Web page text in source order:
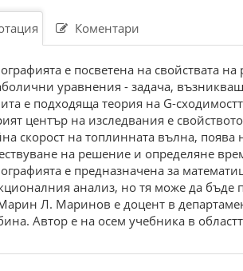
Коментари
е посветена на свойствата
уравнения - задача,
е подходяща теория на G-
център на изследвания е
скорост на топлинната вълна, поява
на решение и определяне
е предназначена за
анализ, но тя може да бъде
Л. Маринов е доцент в
Автор е на осем учебника в